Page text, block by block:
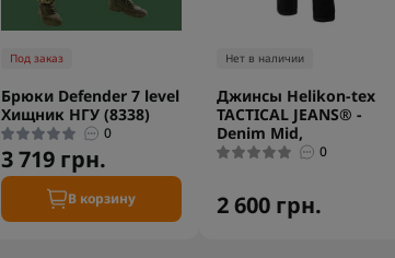
Под заказ
Брюки Defender 7 level
Хищник НГУ (8338)
0
3 719 грн.
В корзину
Нет в наличии
Джинсы Helikon-tex
TACTICAL JEANS® -
Denim Mid,
0
2 600 грн.